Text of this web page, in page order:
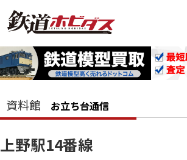
資料館 お立ち台通信
上野駅14番線